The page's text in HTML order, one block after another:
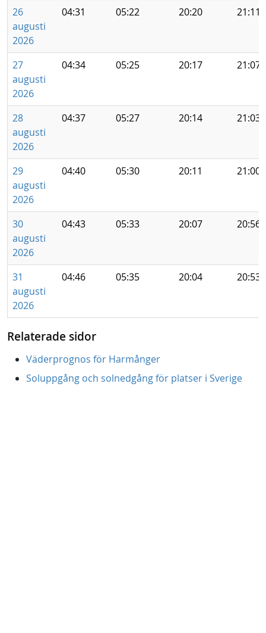
26
augusti
2026
04:31 05:22 20:20 21:11
27
augusti
2026
04:34 05:25 20:17 21:07
28
augusti
2026
04:37 05:27 20:14 21:03
29
augusti
2026
04:40 05:30 20:11 21:00
30
augusti
2026
04:43 05:33 20:07 20:56
31
augusti
2026
04:46 05:35 20:04 20:53
Relaterade sidor
Väderprognos för Harmånger
Soluppgång och solnedgång för platser i Sverige